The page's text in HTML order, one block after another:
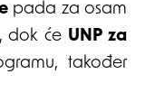
pada za osam
dok će UNP za
također